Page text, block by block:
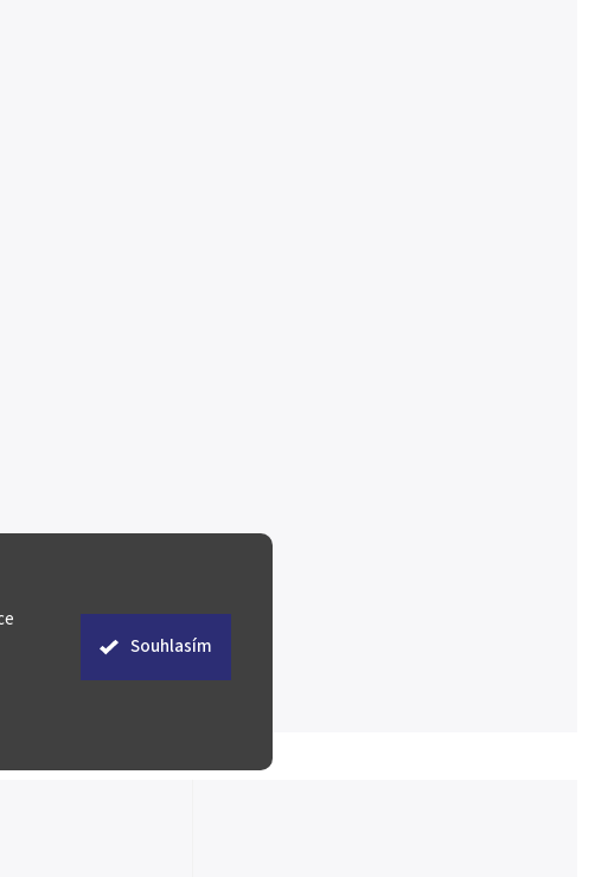
Souhlasím